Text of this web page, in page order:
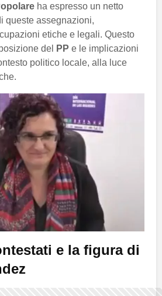
ha espresso un netto
queste assegnazioni,
etiche e legali. Questo
del
PP e le implicazioni
politico locale, alla luce
e la figura di